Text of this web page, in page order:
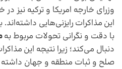
وزرای خارجه امریکا و ترکیه نیز
این مذاکرات رایزنی‌هایی
با دقت و نگرانی تحولات مربوط به
دنبال می‌کند؛ زیرا نتیجه این
صلح و ثبات منطقه و جهان